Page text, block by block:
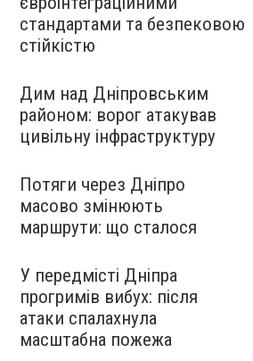
стандартами та безпековою
стійкістю
Дим над Дніпровським
районом: ворог атакував
цивільну інфраструктуру
Потяги через Дніпро
масово змінюють
маршрути: що сталося
У передмісті Дніпра
прогримів вибух: після
атаки спалахнула
масштабна пожежа